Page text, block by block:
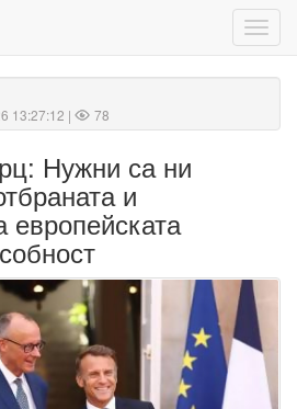
13:27:12 | 78
Нужни са ни
и